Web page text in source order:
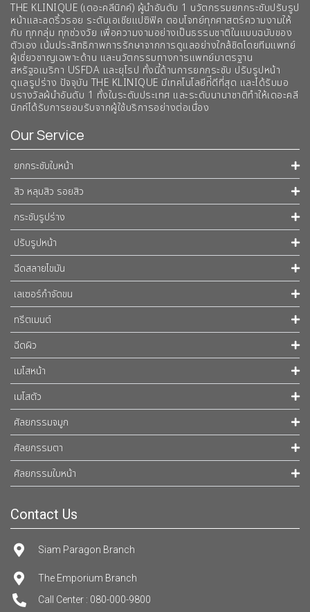
THE KLINIQUE (เดอะคลีนิกค์) ผู้นำอันดับ 1 นวัตกรรมยกกระชับปรับรูป
หน้าและลดริ้วรอย ระดับเอเชียแปซิฟิค ตอบโจทย์ทุกศาสตร์ความงามให้
กับ ทุกกลุ่ม ทุกช่วงวัย เพื่อความงามอย่างเป็นธรรมชาติในแบบฉบับของ
ตัวเอง เน้นประสิทธิภาพการรักษาจากการดูแลอย่างใกล้ชิดโดยทีมแพทย์
ผู้เชี่ยวชาญเฉพาะด้าน และนวัตกรรมทางการแพทย์มาตรฐาน
สหรัฐอเมริกา USFDA และยุโรป ทั้งนี้ด้านการยกกระชับ ปรับรูปหน้า
ดูแลรูปร่าง ปัจจุบัน THE KLINIQUE มีเทคโนโลยีท่ีดีที่สุด และได้รับมอ
บรางวัลผ้นำอันดับ 1 ทั้งในระดับประเทศ และระดับนานาชาติทําให้เดอะคลี
นิกค์ได้รับการยอมรับจากผู้ใช้บริการอย่างต่อเนื่อง
Our Service
ยกกระชับใบหน้า
สิว หลุมสิว รอยสิว
กระชับรูปร่าง
ปรับรูปหน้า
ฉีดสลายไขมัน
เลเซอร์กำจัดขน
ทรีตเมนต์
ฉีดผิว
เมโสหน้า
เมโสตัว
ศัลยกรรมจมูก
ศัลยกรรมตา
ศัลยกรรมใบหน้า
Contact Us
Siam Paragon Branch
The Emporium Branch
Call Center : 080-000-9800